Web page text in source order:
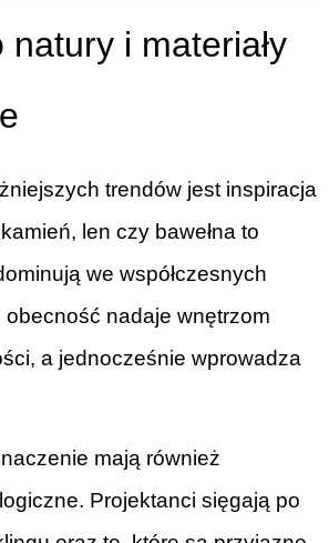
natury i materiały
trendów jest inspiracja
len czy bawełna to
we współczesnych
nadaje wnętrzom
a jednocześnie wprowadza
mają również
Projektanci sięgają po